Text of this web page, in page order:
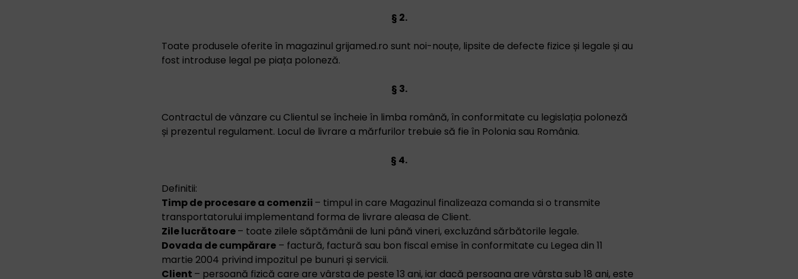
§ 2.
Toate produsele oferite în magazinul grijamed.ro sunt noi-nouțe, lipsite de defecte fizice și legale și au
fost introduse legal pe piața poloneză.
§ 3.
Contractul de vânzare cu Clientul se încheie în limba română, în conformitate cu legislația poloneză
și prezentul regulament. Locul de livrare a mărfurilor trebuie să fie în Polonia sau România.
§ 4.
Definitii:
Timp de procesare a comenzii – timpul in care Magazinul finalizeaza comanda si o transmite
transportatorului implementand forma de livrare aleasa de Client.
Zile lucrătoare– toate zilele săptămânii de luni până vineri, excluzând sărbătorile legale.
Dovada de cumpărare – factură, factură sau bon fiscal emise în conformitate cu Legea din 11
martie 2004 privind impozitul pe bunuri și servicii.
Client – persoană fizică care are vârsta de peste 13 ani, iar dacă persoana are vârsta sub 18 ani, este